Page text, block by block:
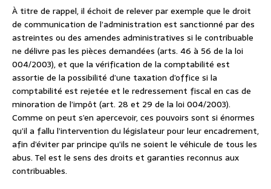
À titre de rappel, il échoit de relever par exemple que le droit
de communication de l’administration est sanctionné par des
astreintes ou des amendes administratives si le contribuable
ne délivre pas les pièces demandées (arts. 46 à 56 de la loi
004/2003), et que la vérification de la comptabilité est
assortie de la possibilité d’une taxation d’office si la
comptabilité est rejetée et le redressement fiscal en cas de
minoration de l’impôt (art. 28 et 29 de la loi 004/2003).
Comme on peut s’en apercevoir, ces pouvoirs sont si énormes
qu’il a fallu l’intervention du législateur pour leur encadrement,
afin d’éviter par principe qu’ils ne soient le véhicule de tous les
abus. Tel est le sens des droits et garanties reconnus aux
contribuables.